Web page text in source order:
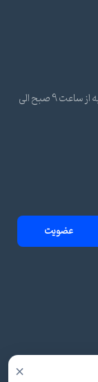
ساعات پاسخ گویی تلفنی و پشتیبانی شنبه تا چهارشنبه از ساعت 9 صبح الی
عضویت
×